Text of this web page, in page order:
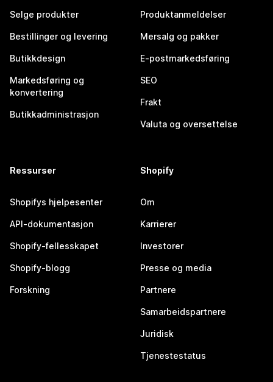
Selge produkter
Bestillinger og levering
Butikkdesign
Markedsføring og
konvertering
Butikkadministrasjon
Produktanmeldelser
Mersalg og pakker
E-postmarkedsføring
SEO
Frakt
Valuta og oversettelse
Ressurser
Shopifys hjelpesenter
API-dokumentasjon
Shopify-fellesskapet
Shopify-blogg
Forskning
Shopify
Om
Karrierer
Investorer
Presse og media
Partnere
Samarbeidspartnere
Juridisk
Tjenestestatus